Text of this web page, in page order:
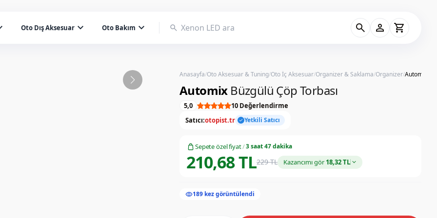
Oto Dış Aksesuar expand_more Oto Bakım expand_more search search person shopping_cart
Anasayfa/Oto Aksesuar & Tuning/Oto İç Aksesuar/Organizer & Saklama/Organizer/Automix
AutomixBüzgülü Çöp Torbası
5,0
10 Değerlendirme
Satıcı:otopist.tr check Yetkili Satıcı
Sepete özel fiyat/3 saat 47 dakika
210,68 TL229 TL Kazancımı gör 18,32 TL
visibility189 kez görüntülendi